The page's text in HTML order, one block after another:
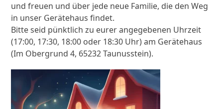
und freuen und über jede neue Familie, die den Weg
in unser Gerätehaus findet.
Bitte seid pünktlich zu eurer angegebenen Uhrzeit
(17:00, 17:30, 18:00 oder 18:30 Uhr) am Gerätehaus
(Im Obergrund 4, 65232 Taunusstein).